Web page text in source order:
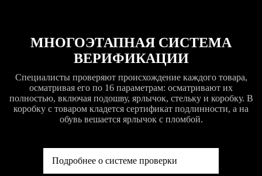
МНОГОЭТАПНАЯ СИСТЕМА
ВЕРИФИКАЦИИ
Специалисты проверяют происхождение каждого товара,
осматривая его по 16 параметрам: осматривают их
полностью, включая подошву, ярлычок, стельку и коробку. В
коробку с товаром кладется сертификат подлинности, а на
обувь вешается ярлычок с пломбой.
Подробнее о системе проверки